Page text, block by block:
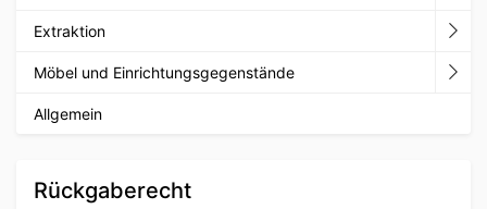
Extraktion
Möbel und Einrichtungsgegenstände
Allgemein
Rückgaberecht